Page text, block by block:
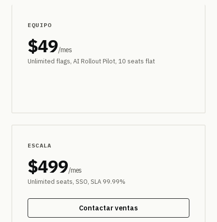
EQUIPO
$49/mes
Unlimited flags, AI Rollout Pilot, 10 seats flat
ESCALA
$499/mes
Unlimited seats, SSO, SLA 99.99%
Contactar ventas